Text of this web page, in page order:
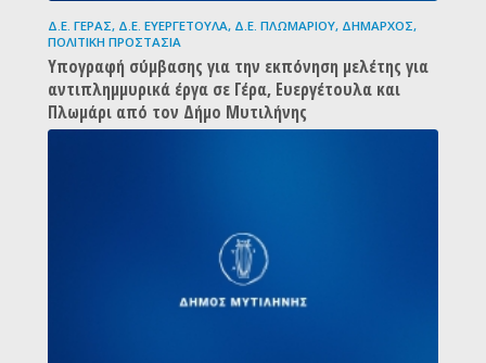
Δ.Ε. ΓΈΡΑΣ, Δ.Ε. ΕΥΕΡΓΈΤΟΥΛΑ, Δ.Ε. ΠΛΩΜΑΡΊΟΥ, ΔΉΜΑΡΧΟΣ,
ΠΟΛΙΤΙΚΉ ΠΡΟΣΤΑΣΊΑ
Υπογραφή σύμβασης για την εκπόνηση μελέτης για
αντιπλημμυρικά έργα σε Γέρα, Ευεργέτουλα και
Πλωμάρι από τον Δήμο Μυτιλήνης